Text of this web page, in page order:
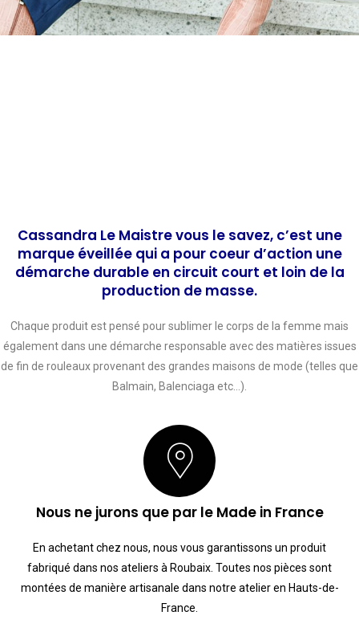
Cassandra Le Maistre vous le savez, c’est une
marque éveillée qui a pour coeur d’action une
démarche durable en circuit court et loin de la
production de masse.
Chaque produit est pensé pour sublimer le corps de la femme mais
également dans une démarche responsable avec des matières issues
de fin de rouleaux provenant des grandes maisons de mode (telles que
Balmain, Balenciaga etc…).
Nous ne jurons que par le Made in France
En achetant chez nous, nous vous garantissons un produit
fabriqué dans nos ateliers à Roubaix. Toutes nos pièces sont
montées de manière artisanale dans notre atelier en Hauts-de-
France.